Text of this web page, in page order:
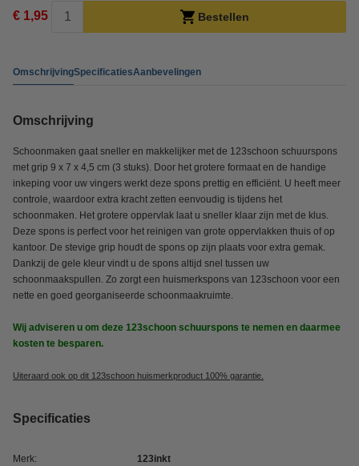
€ 1,95 Bestellen
OmschrijvingSpecificatiesAanbevelingen
Omschrijving
Schoonmaken gaat sneller en makkelijker met de 123schoon schuurspons
met grip 9 x 7 x 4,5 cm (3 stuks). Door het grotere formaat en de handige
inkeping voor uw vingers werkt deze spons prettig en efficiënt. U heeft meer
controle, waardoor extra kracht zetten eenvoudig is tijdens het
schoonmaken. Het grotere oppervlak laat u sneller klaar zijn met de klus.
Deze spons is perfect voor het reinigen van grote oppervlakken thuis of op
kantoor. De stevige grip houdt de spons op zijn plaats voor extra gemak.
Dankzij de gele kleur vindt u de spons altijd snel tussen uw
schoonmaakspullen. Zo zorgt een huismerkspons van 123schoon voor een
nette en goed georganiseerde schoonmaakruimte.
Wij adviseren u om deze 123schoon schuurspons te nemen en daarmee
kosten te besparen.
Uiteraard ook op dit 123schoon huismerkproduct 100% garantie.
Specificaties
Merk: 123inkt